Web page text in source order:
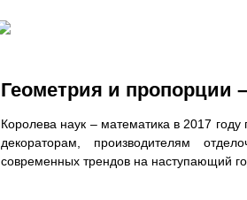
Геометрия и пропорции
Королева наук – математика в 2017
декораторам, производителям
современных трендов на наступающий